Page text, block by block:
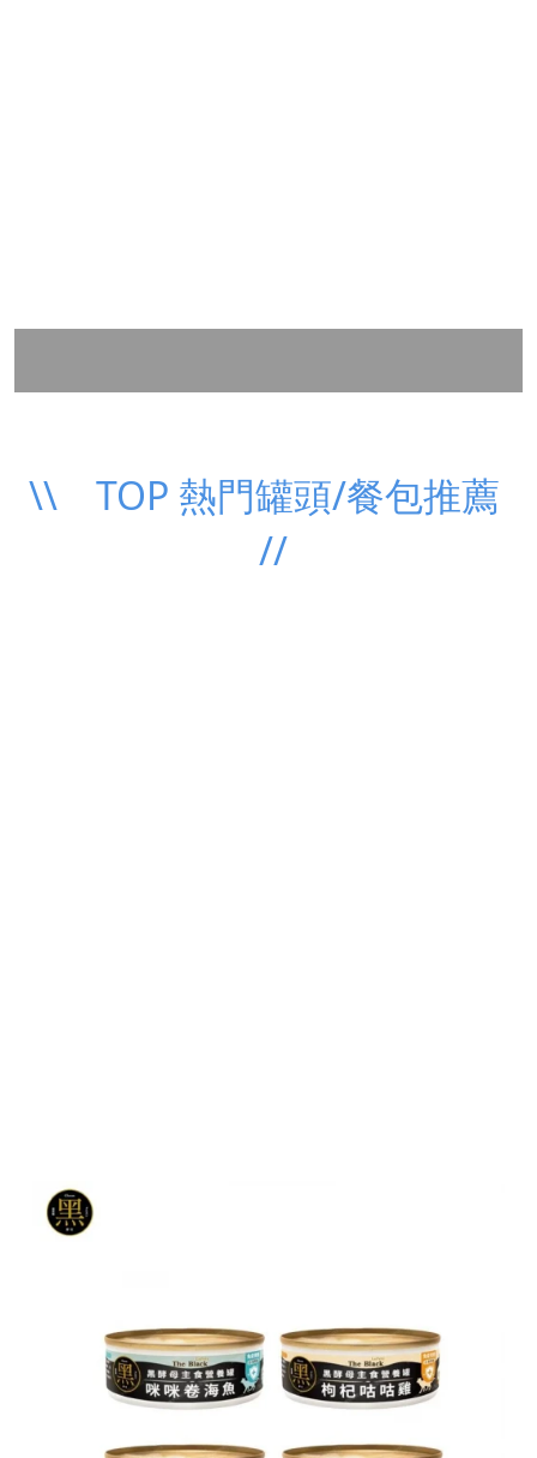
\\ TOP 熱門罐頭/餐包推薦
//